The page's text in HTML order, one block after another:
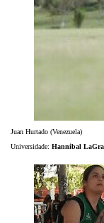
Juan Hurtado (Venezuela)
Universidade: Hannibal